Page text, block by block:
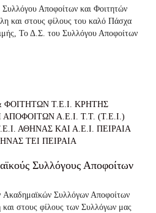
Συλλόγου Αποφοίτων και Φοιτητών
και στους φίλους του καλό Πάσχα
Το Δ.Σ. του Συλλόγου Αποφοίτων
Τ.Ε.Ι. ΚΡΗΤΗΣ
Α.Ε.Ι. Τ.Τ. (Τ.Ε.Ι.)
ΑΘΗΝΑΣ ΚΑΙ Α.Ε.Ι. ΠΕΙΡΑΙΑ
ΤΕΙ ΠΕΙΡΑΙΑ
Συλλόγους Αποφοίτων
Aκαδημαϊκών Συλλόγων Αποφοίτων
στους φίλους των Συλλόγων μας